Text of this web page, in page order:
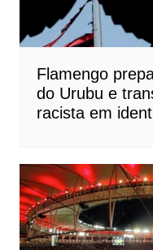
Flamengo
do Urubu e
racista em